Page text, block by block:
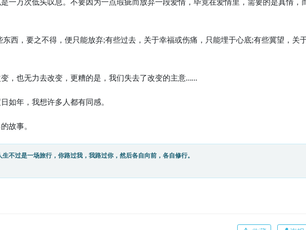
一万次低头叹息。不要因为一点瑕疵而放弃一段爱情，毕竟在爱情里，需要的是真情，
西，要之不得，便只能放弃;有些过去，关于幸福或伤痛，只能埋于心底;有些冀望，关
，也无力去改变，更糟的是，我们失去了改变的主意……
如年，我想许多人都有同感。
故事。
生不过是一场旅行，你路过我，我路过你，然后各自向前，各自修行。